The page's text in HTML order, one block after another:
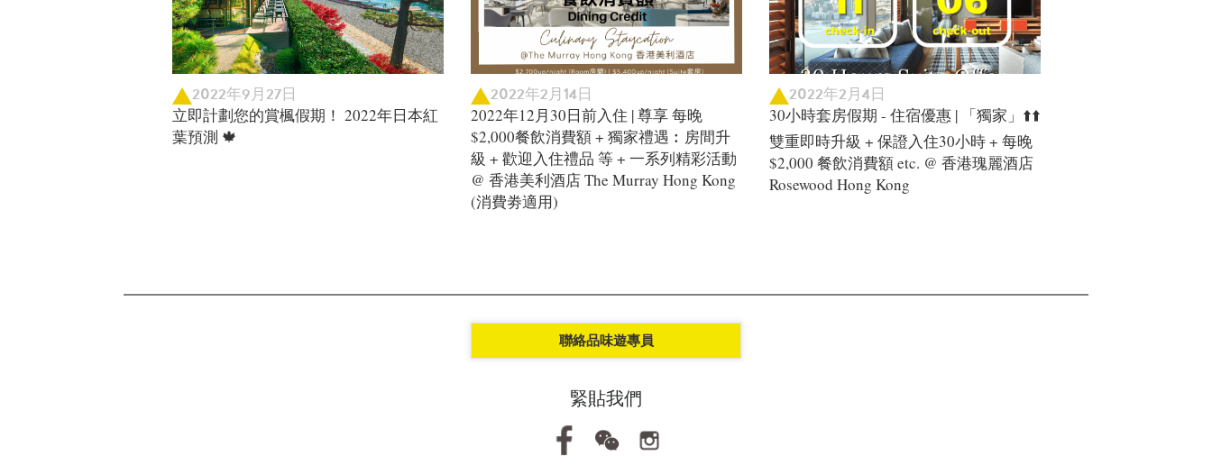
2022年9月27日
立即計劃您的賞楓假期！ 2022年日本紅
葉預測 🍁
2022年2月14日
2022年12月30日前入住 | 尊享 每晚
$2,000餐飲消費額 + 獨家禮遇︰房間升
級 + 歡迎入住禮品 等 + 一系列精彩活動
@ 香港美利酒店 The Murray Hong Kong
(消費劵適用)
2022年2月4日
30小時套房假期 - 住宿優惠 | 「獨家」⬆️⬆️
雙重即時升級 + 保證入住30小時 + 每晚
$2,000 餐飲消費額 etc. @ 香港瑰麗酒店
Rosewood Hong Kong
聯絡品味遊專員
緊貼我們